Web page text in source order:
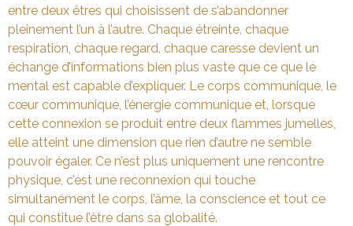
entre deux êtres qui choisissent de s’abandonner
pleinement l’un à l’autre. Chaque étreinte, chaque
respiration, chaque regard, chaque caresse devient un
échange d’informations bien plus vaste que ce que le
mental est capable d’expliquer. Le corps communique, le
cœur communique, l’énergie communique et, lorsque
cette connexion se produit entre deux flammes jumelles,
elle atteint une dimension que rien d’autre ne semble
pouvoir égaler. Ce n’est plus uniquement une rencontre
physique, c’est une reconnexion qui touche
simultanément le corps, l’âme, la conscience et tout ce
qui constitue l’être dans sa globalité.